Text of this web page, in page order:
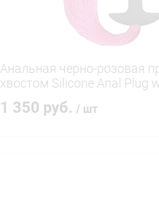
Анальная черно-розовая
хвостом Silicone Anal Plug
Tail 421001 LV RED
1 350 руб. / шт